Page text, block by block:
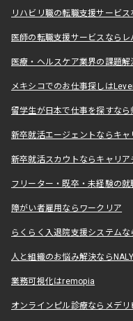
リハビリ職の転職支援サービ
医師の転職支援サービスなら
医療・ヘルスケア業界の課題
メキシコでのお仕事探しは
留学生が日本で仕事を探すなら
新卒就活エージェントならキ
新卒就活スカウトならキャリ
フリーター・既卒・未経験の
障がい者雇用ならワークリア
らくらく入退院支援システムな
人と組織のお悩み解決なら
業務可視化はremopia
オンラインピル診療ならメデリ